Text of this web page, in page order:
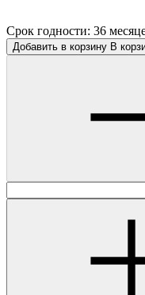
Срок годности: 36
Добавить в корзину В